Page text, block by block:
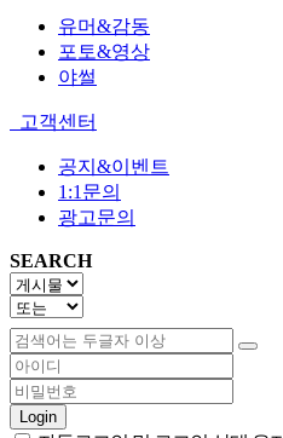
유머&감동
포토&영상
야썰
고객센터
공지&이벤트
1:1문의
광고문의
SEARCH
Login